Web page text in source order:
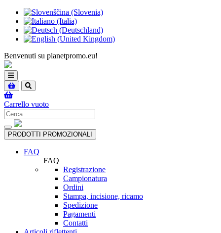
Benvenuti su planetpromo.eu!
Toggle
navigation
Carrello vuoto
Toggle
navigation
PRODOTTI PROMOZIONALI
FAQ
FAQ
Registrazione
Campionatura
Ordini
Stampa, incisione, ricamo
Spedizione
Pagamenti
Contatti